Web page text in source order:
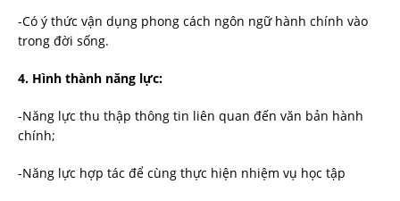
-Có ý thức vận dụng phong cách ngôn ngữ hành chính vào
trong đời sống.
4. Hình thành năng lực:
-Năng lực thu thập thông tin liên quan đến văn bản hành
chính;
-Năng lực hợp tác để cùng thực hiện nhiệm vụ học tập